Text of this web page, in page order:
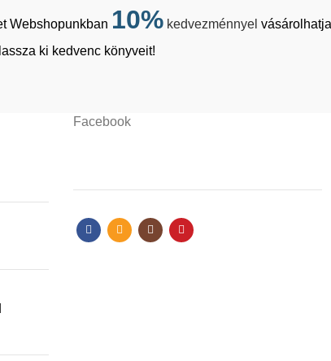
Webshopunkban 10% kedvezménnyel vásárolhatja
ki kedvenc könyveit!
Facebook